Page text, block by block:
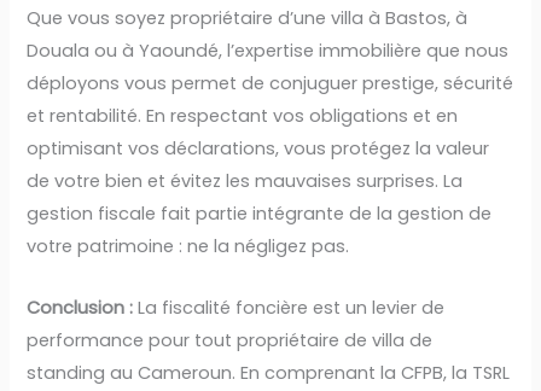
Que vous soyez propriétaire d’une villa à Bastos, à
Douala ou à Yaoundé, l’expertise immobilière que nous
déployons vous permet de conjuguer prestige, sécurité
et rentabilité. En respectant vos obligations et en
optimisant vos déclarations, vous protégez la valeur
de votre bien et évitez les mauvaises surprises. La
gestion fiscale fait partie intégrante de la gestion de
votre patrimoine : ne la négligez pas.
Conclusion : La fiscalité foncière est un levier de
performance pour tout propriétaire de villa de
standing au Cameroun. En comprenant la CFPB, la TSRL